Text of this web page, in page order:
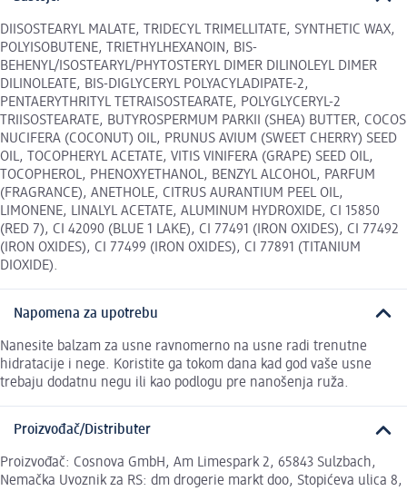
DIISOSTEARYL MALATE, TRIDECYL TRIMELLITATE, SYNTHETIC WAX,
POLYISOBUTENE, TRIETHYLHEXANOIN, BIS-
BEHENYL/ISOSTEARYL/PHYTOSTERYL DIMER DILINOLEYL DIMER
DILINOLEATE, BIS-DIGLYCERYL POLYACYLADIPATE-2,
PENTAERYTHRITYL TETRAISOSTEARATE, POLYGLYCERYL-2
TRIISOSTEARATE, BUTYROSPERMUM PARKII (SHEA) BUTTER, COCOS
NUCIFERA (COCONUT) OIL, PRUNUS AVIUM (SWEET CHERRY) SEED
OIL, TOCOPHERYL ACETATE, VITIS VINIFERA (GRAPE) SEED OIL,
TOCOPHEROL, PHENOXYETHANOL, BENZYL ALCOHOL, PARFUM
(FRAGRANCE), ANETHOLE, CITRUS AURANTIUM PEEL OIL,
LIMONENE, LINALYL ACETATE, ALUMINUM HYDROXIDE, CI 15850
(RED 7), CI 42090 (BLUE 1 LAKE), CI 77491 (IRON OXIDES), CI 77492
(IRON OXIDES), CI 77499 (IRON OXIDES), CI 77891 (TITANIUM
DIOXIDE).
Napomena za upotrebu
Nanesite balzam za usne ravnomerno na usne radi trenutne
hidratacije i nege. Koristite ga tokom dana kad god vaše usne
trebaju dodatnu negu ili kao podlogu pre nanošenja ruža.
Proizvođač/Distributer
Proizvođač: Cosnova GmbH, Am Limespark 2, 65843 Sulzbach,
Nemačka Uvoznik za RS: dm drogerie markt doo, Stopićeva ulica 8,